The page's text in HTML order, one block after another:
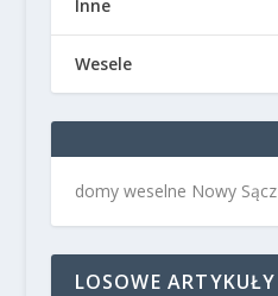
Inne
Wesele
domy weselne Nowy Sącz
LOSOWE ARTYKUŁY